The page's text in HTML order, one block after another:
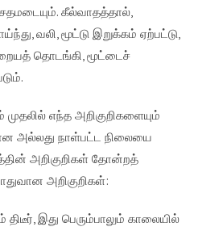
கீல்வாதத்தால்,
வலி, மூட்டு இறுக்கம் ஏற்பட்டு,
தொடங்கி, மூட்டைச்
எந்த அறிகுறிகளையும்
அல்லது நாள்பட்ட நிலையை
அறிகுறிகள் தோன்றத்
அறிகுறிகள்:
திடீர், இது பெரும்பாலும் காலையில்